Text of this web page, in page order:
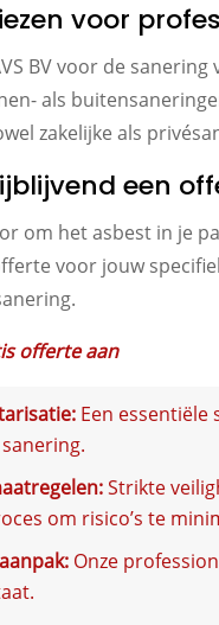
voor
BV voor de
als
zakelijke als
een
om het asbest in je
voor jouw
offerte aan
Een
Strikte
om risico’s te
Onze